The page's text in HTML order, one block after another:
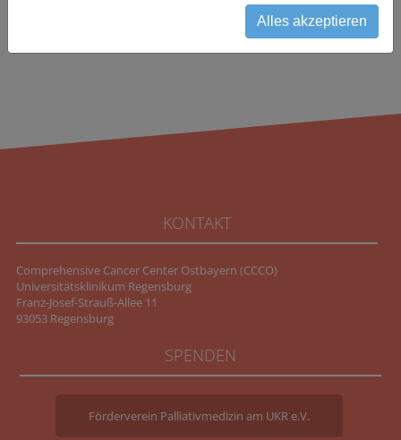
KONTAKT
Comprehensive Cancer Center Ostbayern (CCCO)
Universitätsklinikum Regensburg
Franz-Josef-Strauß-Allee 11
93053 Regensburg
SPENDEN
Förderverein Palliativmedizin am UKR e.V.
Alles akzeptieren